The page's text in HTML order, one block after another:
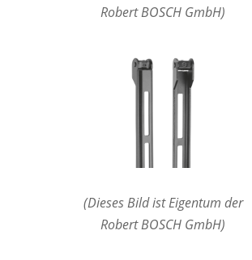
Robert BOSCH GmbH)
(Dieses Bild ist Eigentum der
Robert BOSCH GmbH)